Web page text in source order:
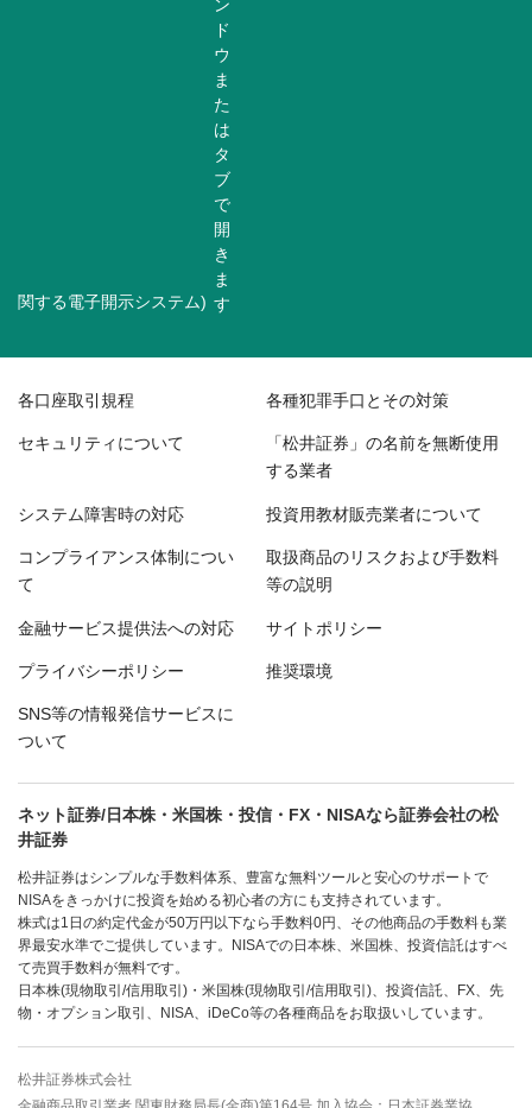
関する電子開示システム)
各口座取引規程 各種犯罪手口とその対策
セキュリティについて 「松井証券」の名前を無断使用
する業者
システム障害時の対応 投資用教材販売業者について
コンプライアンス体制につい
て
取扱商品のリスクおよび手数料
等の説明
金融サービス提供法への対応 サイトポリシー
プライバシーポリシー 推奨環境
SNS等の情報発信サービスに
ついて
ネット証券/日本株・米国株・投信・FX・NISAなら証券会社の松
井証券
松井証券はシンプルな手数料体系、豊富な無料ツールと安心のサポートで
NISAをきっかけに投資を始める初心者の方にも支持されています。
株式は1日の約定代金が50万円以下なら手数料0円、その他商品の手数料も業
界最安水準でご提供しています。NISAでの日本株、米国株、投資信託はすべ
て売買手数料が無料です。
日本株(現物取引/信用取引)・米国株(現物取引/信用取引)、投資信託、FX、先
物・オプション取引、NISA、iDeCo等の各種商品をお取扱いしています。
松井証券株式会社